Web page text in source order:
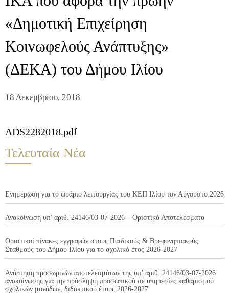
«Δημοτική Επιχείρηση
Κοινωφελούς Ανάπτυξης»
(ΔΕΚΑ) του Δήμου Ιλίου
18 Δεκεμβρίου, 2018
ADS2282018.pdf
Τελευταία Νέα
Ενημέρωση για το ωράριο λειτουργίας του ΚΕΠ Ιλίου τον Αύγουστο 2026
Ανακοίνωση υπ’ αριθ. 24146/03-07-2026 – Οριστικά Αποτελέσματα
Οριστικοί πίνακες εγγραφών στους Παιδικούς & Βρεφονηπιακούς
Σταθμούς του Δήμου Ιλίου για το σχολικό έτος 2026-2027
Ανάρτηση προσωρινών αποτελεσμάτων της υπ’ αριθ. 24146/03-07-2026
ανακοίνωσης για την πρόσληψη προσωπικού σε υπηρεσίες καθαρισμού
σχολικών μονάδων, διδακτικού έτους 2026-2027